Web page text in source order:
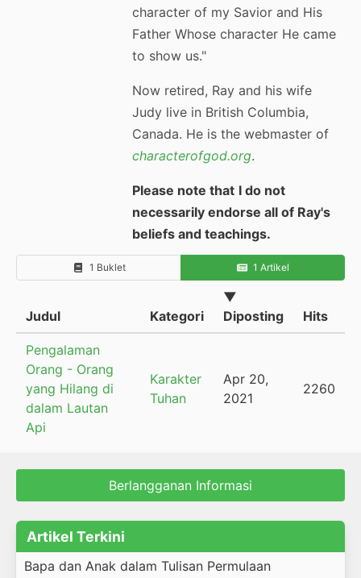
character of my Savior and His
Father Whose character He came
to show us."
Now retired, Ray and his wife
Judy live in British Columbia,
Canada. He is the webmaster of
characterofgod.org.
Please note that I do not
necessarily endorse all of Ray's
beliefs and teachings.
1 Buklet 1 Artikel
Judul Kategori
▼
Diposting
Hits
Pengalaman
Orang - Orang
yang Hilang di
dalam Lautan
Api
Karakter
Tuhan
Apr 20,
2021
2260
Berlangganan Informasi
Artikel Terkini
Bapa dan Anak dalam Tulisan Permulaan